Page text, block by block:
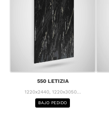
550 LETIZIA
1220x2440, 1220x3050...
BAJO PEDIDO